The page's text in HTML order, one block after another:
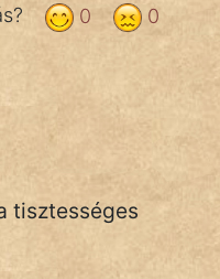
0
0
tisztességes